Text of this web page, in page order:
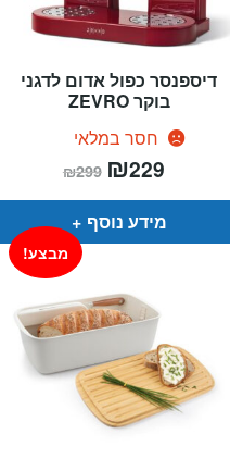
דיספנסר כפול אדום לדגני
בוקר ZEVRO
חסר במלאי
₪299 המחיר
המקורי
היה:
₪299.
₪229
הוא:
מידע נוסף
מבצע!